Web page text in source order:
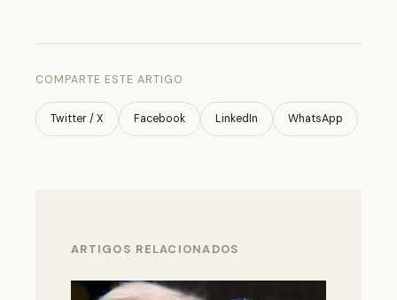
COMPARTE ESTE ARTIGO
Twitter / X Facebook LinkedIn WhatsApp
ARTIGOS RELACIONADOS